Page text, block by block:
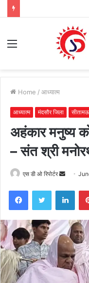
Menu
Home / आध्यात्म
आध्यात्म मंदसौर जिला सीतामऊ
अहंकार मनुष्य
– संत श्री
एस डी ओ रिपोर्टर
Send
FacebookTwitter